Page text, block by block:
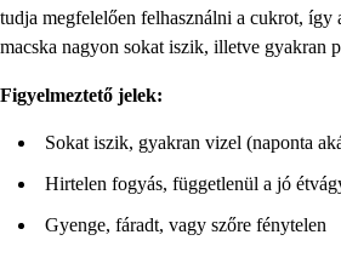
tudja megfelelően felhasználni a cukrot, így
macska nagyon sokat iszik, illetve gyakran
Figyelmeztető jelek:
Sokat iszik, gyakran vizel (naponta
Hirtelen fogyás, függetlenül a jó
Gyenge, fáradt, vagy szőre fénytelen